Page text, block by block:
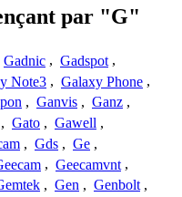
par "G"
Gadnic , Gadspot ,
Note3 , Galaxy Phone ,
, Ganvis , Ganz ,
, Gato , Gawell ,
, Gds , Ge ,
, Geecamvnt ,
, Gen , Genbolt ,